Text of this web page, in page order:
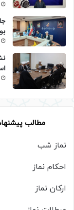
مطالب
نماز شب
احکام نماز
ارکان نماز